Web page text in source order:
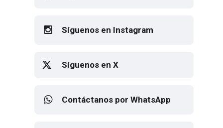
Síguenos en Facebook
Síguenos en Instagram
Síguenos en X